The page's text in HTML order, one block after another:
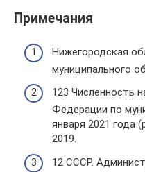
Примечания
Нижегородская
муниципального
123 Численность
Федерации по
января 2021 года
2019.
12 СССР.